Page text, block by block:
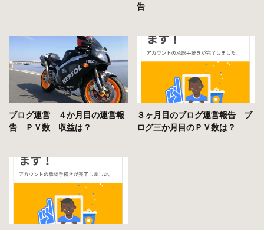
告
ブログ運営 ４か月目の運営報
告 ＰＶ数 収益は？
３ヶ月目のブログ運営報告 ブ
ログ三か月目のＰＶ数は？